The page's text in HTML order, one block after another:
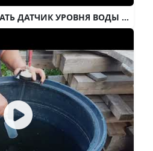
🌑 КАК ПРОСТО СДЕЛАТЬ ДАТЧИК УРОВНЯ ВОДЫ / Easy to Make Water Level Detector